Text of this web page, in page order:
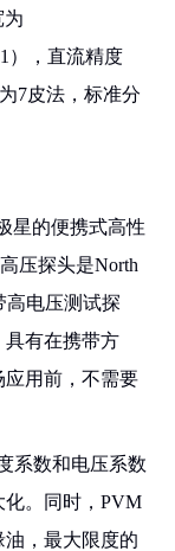
为
），直流精度
7皮法，标准分
星的便携式高性
压探头是North
高电压测试探
具有在携带方
用前，不需要
系数和电压系数
化。同时，PVM
，最大限度的